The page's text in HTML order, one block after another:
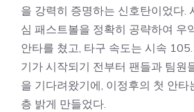
을 강력히 증명하는 신호탄이었다.
심 패스트볼을 정확히 공략하여 우
안타를 쳤고, 타구 속도는 시속
기가 시작되기 전부터 팬들과 팀원
을 기다려왔기에, 이정후의 첫 안
층 밝게 만들었다.